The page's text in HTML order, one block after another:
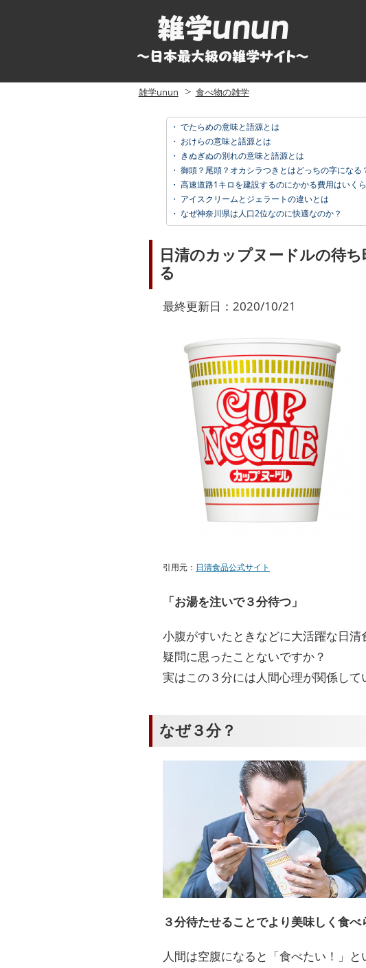
雑学unun 食べ物の雑学
・ でたらめの意味と語源とは
・ おけらの意味と語源とは
・ きぬぎぬの別れの意味と語源とは
・ 御頭？尾頭？オカシラつきとはどっちの字になる
・ 高速道路1キロを建設するのにかかる費用はいくらなのか？
・ アイスクリームとジェラートの違いとは
・ なぜ神奈川県は人口2位なのに快適なのか？
日清のカップヌードルの待
る
最終更新日：2020/10/21
引用元： 日清食品公式サイト
「お湯を注いで３分待つ」
小腹がすいたときなどに大活躍な日
疑問に思ったことないですか？
実はこの３分には人間心理が関係して
なぜ３分？
３分待たせることでより美味しく食べ
人間は空腹になると「食べたい！」と